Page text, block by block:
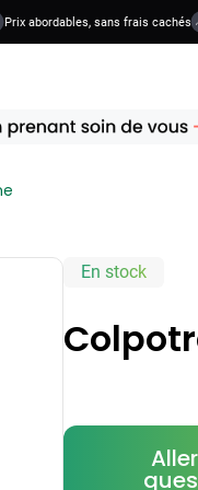
abordables, sans frais cachés
En stock